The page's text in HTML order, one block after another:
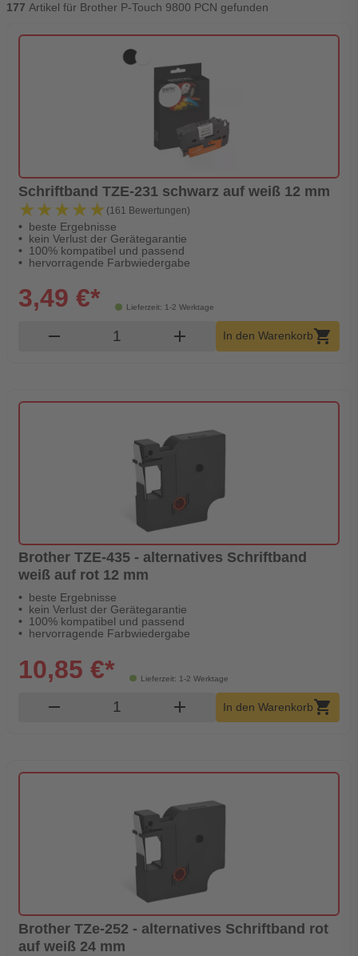
177 Artikel für Brother P-Touch 9800 PCN gefunden
Schriftband TZE-231 schwarz auf weiß 12 mm
★★★★★
★★★★★ (161 Bewertungen)
beste Ergebnisse
kein Verlust der Gerätegarantie
100% kompatibel und passend
hervorragende Farbwiedergabe
Lieferzeit: 1-2 Werktage
3,49 €*
remove Produkt Warenkorb Menge
add In den Warenkorbshopping_cart
Brother TZE-435 - alternatives Schriftband
weiß auf rot 12 mm
beste Ergebnisse
kein Verlust der Gerätegarantie
100% kompatibel und passend
hervorragende Farbwiedergabe
Lieferzeit: 1-2 Werktage
10,85 €*
remove Produkt Warenkorb Menge
add In den Warenkorb shopping_cart
Brother TZe-252 - alternatives Schriftband rot
auf weiß 24 mm